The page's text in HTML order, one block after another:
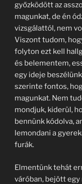
győzködött az
magunkat, de én
vizsgálattól, nem
Viszont tudom,
folyton ezt kell
és belementem,
egy ideje
szerinte fontos,
magunkat. Nem
mondjuk, kiderül,
bennünk kódolva,
lemondani a
furák.
Elmentünk tehát
váróban, bejött